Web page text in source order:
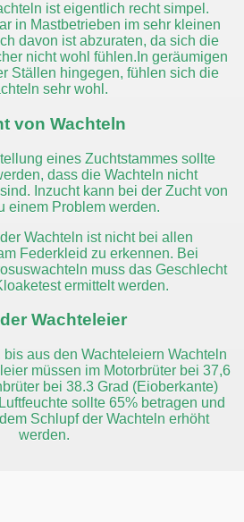
ist eigentlich recht simpel.
in Mastbetrieben im sehr kleinen
davon ist abzuraten, da sich die
nicht wohl fühlen.In geräumigen
Ställen hingegen, fühlen sich die
sehr wohl.
von Wachteln
eines Zuchtstammes sollte
dass die Wachteln nicht
Inzuchtkann bei der Zucht von
einem Problem werden.
Wachteln ist nicht bei allen
Federkleid zu erkennen. Bei
muss das Geschlecht
ermittelt werden.
Wachteleier
bis aus den Wachteleiern Wachteln
müssen im Motorbrüter bei 37,6
bei 38.3 Grad (Eioberkante)
sollte 65% betragen und
Schlupf der Wachteln erhöht
werden.